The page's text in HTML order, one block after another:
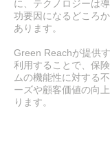
に、テクノロジーは
功要因になるどころ
あります。
Green Reachが提供
利用することで、保
ムの機能性に対する
ーズや顧客価値の向
ります。